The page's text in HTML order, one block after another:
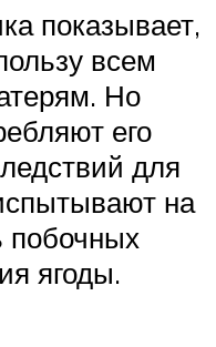
показывает,
всем
Но
его
для
на
побочных
ягоды.